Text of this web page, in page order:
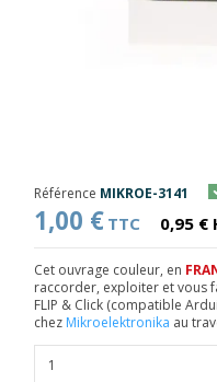
Référence MIKROE-3141
1,00 € TTC 0,95 €
Cet ouvrage couleur, en
raccorder, exploiter et vous
FLIP & Click (compatible
chez Mikroelektronika au